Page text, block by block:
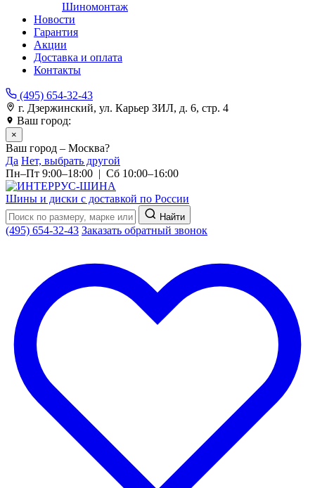
Шиномонтаж
Новости
Гарантия
Акции
Доставка и оплата
Контакты
(495) 654-32-43
г. Дзержинский, ул. Карьер ЗИЛ, д. 6, стр. 4
Ваш город:
×
Ваш город – Москва?
Да Нет, выбрать другой
Пн–Пт 9:00–18:00 | Сб 10:00–16:00
Шины и диски с доставкой по России
Найти
(495) 654-32-43 Заказать обратный звонок